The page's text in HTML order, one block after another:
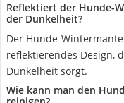
Reflektiert der Hunde-
der Dunkelheit?
Der Hunde-
reflektierendes Design,
Dunkelheit sorgt.
Wie kann man den